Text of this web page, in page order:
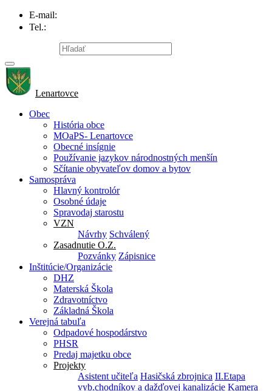
E-mail:
Tel.:
Lenartovce
Obec
História obce
MOaPS- Lenartovce
Obecné insígnie
Používanie jazykov národnostných menšín
Sčítanie obyvateľov domov a bytov
Samospráva
Hlavný kontrolór
Osobné údaje
Spravodaj starostu
VZN
Návrhy Schválený
Zasadnutie O.Z.
Pozvánky Zápisnice
Inštitúcie/Organizácie
DHZ
Materská Škola
Zdravotníctvo
Základná Škola
Verejná tabuľa
Odpadové hospodárstvo
PHSR
Predaj majetku obce
Projekty
Asistent učiteľa Hasičská zbrojnica II.Etapa
vyb.chodníkov a dažďovej kanalizácie Kamera